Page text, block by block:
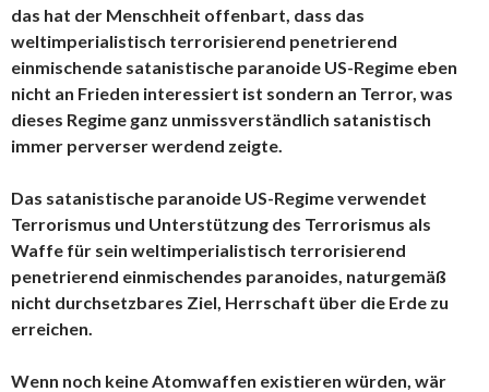
das hat der Menschheit offenbart, dass das
weltimperialistisch terrorisierend penetrierend
einmischende satanistische paranoide US-Regime eben
nicht an Frieden interessiert ist sondern an Terror, was
dieses Regime ganz unmissverständlich satanistisch
immer perverser werdend zeigte.
Das satanistische paranoide US-Regime verwendet
Terrorismus und Unterstützung des Terrorismus als
Waffe für sein weltimperialistisch terrorisierend
penetrierend einmischendes paranoides, naturgemäß
nicht durchsetzbares Ziel, Herrschaft über die Erde zu
erreichen.
Wenn noch keine Atomwaffen existieren würden, wär